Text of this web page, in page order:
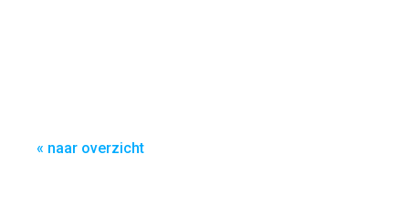
« naar overzicht